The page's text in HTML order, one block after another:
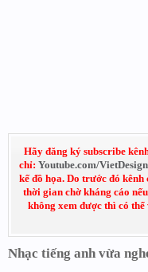
Hãy đăng ký subscribe
chỉ: Youtube.com/
kế đồ họa. Do trước đó
thời gian chờ kháng cáo
không xem được thì có
Nhạc tiếng anh vừa